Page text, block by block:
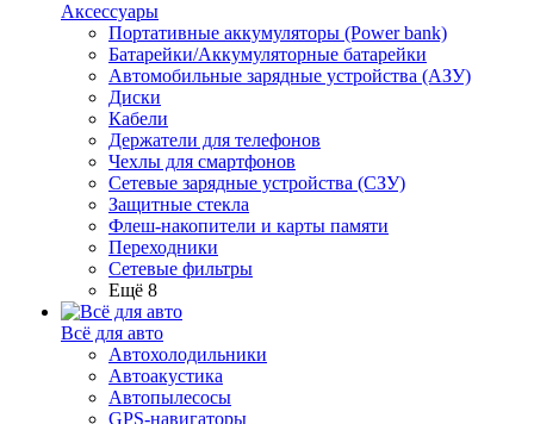
Аксессуары
Портативные аккумуляторы (Power bank)
Батарейки/Аккумуляторные батарейки
Автомобильные зарядные устройства (АЗУ)
Диски
Кабели
Держатели для телефонов
Чехлы для смартфонов
Сетевые зарядные устройства (СЗУ)
Защитные стекла
Флеш-накопители и карты памяти
Переходники
Сетевые фильтры
Ещё 8
Всё для авто
Автохолодильники
Автоакустика
Автопылесосы
GPS-навигаторы